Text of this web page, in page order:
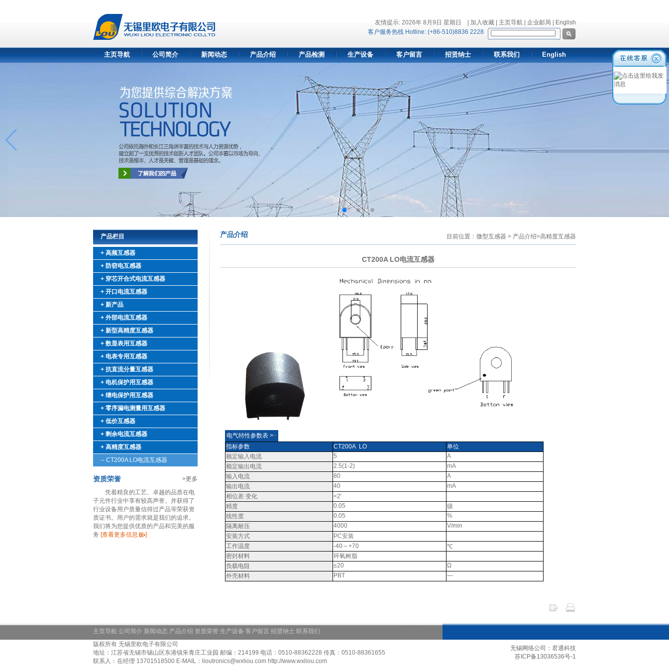
友情提示: 2026年 8月9日 星期日 | 加入收藏 | 主页导航 | 企业邮局 |
English
客户服务热线 Hotline: (+86-510)8836 2228
主页导航 公司简介 新闻动态 产品介绍 产品检测 生产设备 客户留言 招贤纳士 联系我们 English
产品栏目
+ 高频互感器
+ 防窃电互感器
+ 穿芯开合式电流互感器
+ 开口电流互感器
+ 新产品
+ 外部电流互感器
+ 新型高精度互感器
+ 数显表用互感器
+ 电表专用互感器
+ 抗直流分量互感器
+ 电机保护用互感器
+ 继电保护用互感器
+ 零序漏电测量用互感器
+ 低价互感器
+ 剩余电流互感器
+ 高精度互感器
-- CT200A LO电流互感器
资质荣誉
>更多
凭着精良的工艺、卓越的品质在电
子元件行业中享有较高声誉。并获得了
行业设备用户质量信得过产品等荣获资
质证书。用户的需求就是我们的追求。
我们将为您提供优质的产品和完美的服
务 [查看更多信息 ]
产品介绍 目前位置： 微型互感器 > 产品介绍>高精度互感器
CT200A LO电流互感器
电气特性参数表 >>
指标参数
CT200A LO
单位
额定输入电流
5
A
额定输出电流
2.5(1-2)
mA
输入电流
80
A
输出电流
40
mA
相位差 变化
<2′
精度
0.05
级
线性度
0.05
%
隔离耐压
4000
V/min
安装方式
PC安装
工作温度
-40～+70
℃
密封材料
环氧树脂
负载电阻
≤20
Ω
外壳材料
PBT —
主页导航 公司简介 新闻动态 产品介绍 资质荣誉 生产设备 客户留言 招贤纳士 联系我们
版权所有 无锡里欧电子有限公司
地址：江苏省无锡市锡山区东港镇朱青庄工业园 邮编：214199 电话：0510-88362228 传真：0510-88361655
联系人：岳经理 13701518500 E-MAIL：lioutronics@wxliou.com http://www.wxliou.com
无锡网络公司 ：君通科技
苏ICP备13036536号-1